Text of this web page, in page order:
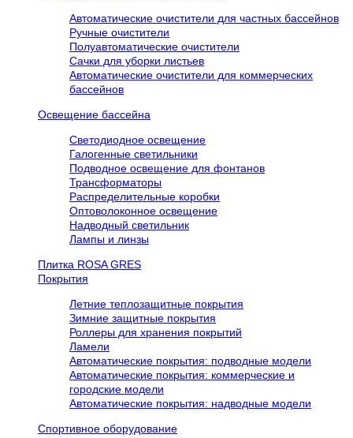
Автоматические очистители для частных бассейнов
Ручные очистители
Полуавтоматические очистители
Сачки для уборки листьев
Автоматические очистители для коммерческих
бассейнов
Освещение бассейна
Светодиодное освещение
Галогенные светильники
Подводное освещение для фонтанов
Трансформаторы
Распределительные коробки
Оптоволоконное освещение
Надводный светильник
Лампы и линзы
Плитка ROSA GRES
Покрытия
Летние теплозащитные покрытия
Зимние защитные покрытия
Роллеры для хранения покрытий
Ламели
Автоматические покрытия: подводные модели
Автоматические покрытия: коммерческие и
городские модели
Автоматические покрытия: надводные модели
Спортивное оборудование